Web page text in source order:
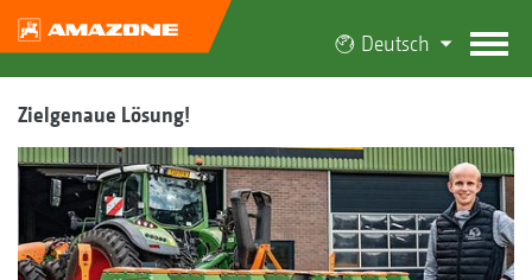
Deutsch
Zielgenaue Lösung!